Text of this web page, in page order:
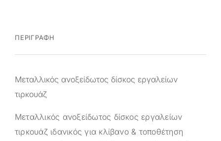
ΠΕΡΙΓΡΑΦΉ
Μεταλλικός ανοξείδωτος δίσκος εργαλείων
τιρκουάζ
Μεταλλικός ανοξείδωτος δίσκος εργαλείων
τιρκουάζ ιδανικός για κλίβανο & τοποθέτηση